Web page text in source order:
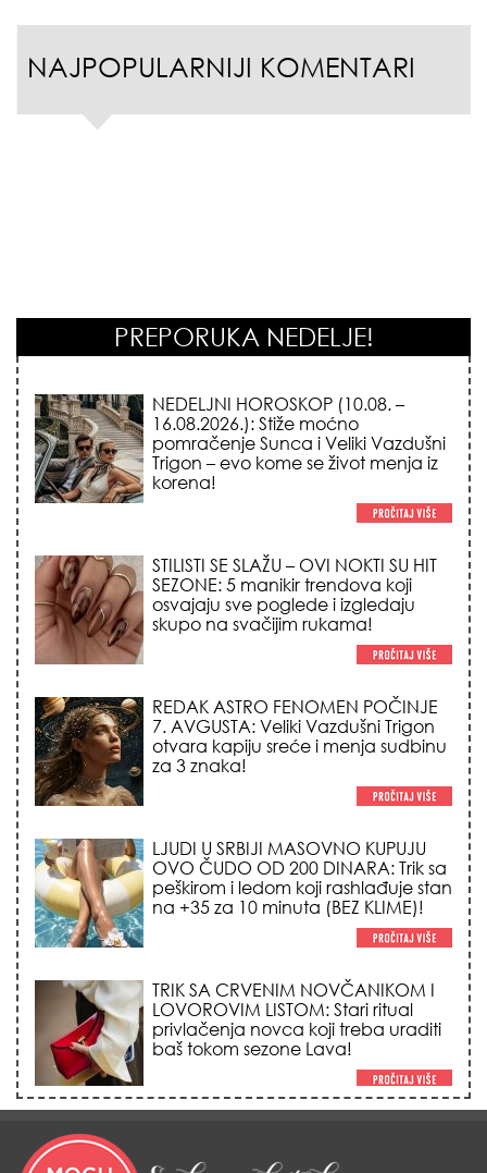
NAJPOPULARNIJI KOMENTARI
PREPORUKA NEDELJE!
NEDELJNI HOROSKOP (10.08. –
16.08.2026.): Stiže moćno
pomračenje Sunca i Veliki Vazdušni
Trigon – evo kome se život menja iz
korena!
STILISTI SE SLAŽU – OVI NOKTI SU HIT
SEZONE: 5 manikir trendova koji
osvajaju sve poglede i izgledaju
skupo na svačijim rukama!
REDAK ASTRO FENOMEN POČINJE
7. AVGUSTA: Veliki Vazdušni Trigon
otvara kapiju sreće i menja sudbinu
za 3 znaka!
LJUDI U SRBIJI MASOVNO KUPUJU
OVO ČUDO OD 200 DINARA: Trik sa
peškirom i ledom koji rashlađuje stan
na +35 za 10 minuta (BEZ KLIME)!
TRIK SA CRVENIM NOVČANIKOM I
LOVOROVIM LISTOM: Stari ritual
privlačenja novca koji treba uraditi
baš tokom sezone Lava!